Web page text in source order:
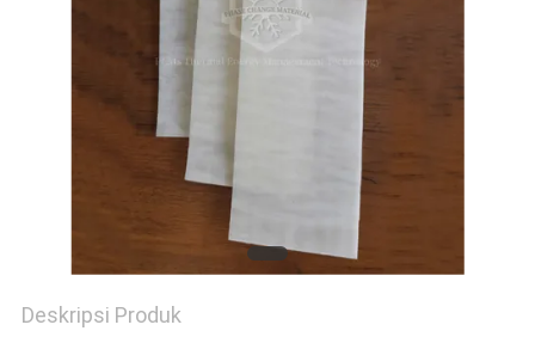
Deskripsi Produk